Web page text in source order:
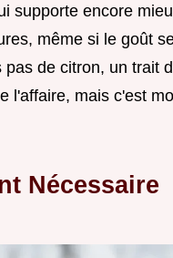
supporte encore
même si le goût
pas de citron, un trait
l'affaire, mais c'est
Nécessaire